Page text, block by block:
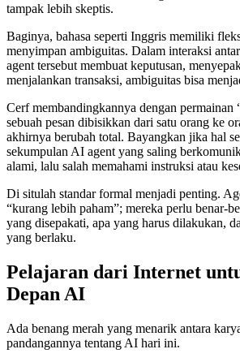
tampak lebih skeptis.
Baginya, bahasa seperti Inggris memiliki
menyimpan ambiguitas. Dalam interaksi
agent tersebut membuat keputusan,
menjalankan transaksi, ambiguitas bisa
Cerf membandingkannya dengan permainan
sebuah pesan dibisikkan dari satu orang ke
akhirnya berubah total. Bayangkan jika hal
sekumpulan AI agent yang saling
alami, lalu salah memahami instruksi atau
Di situlah standar formal menjadi penting.
“kurang lebih paham”; mereka perlu benar-
yang disepakati, apa yang harus dilakukan,
yang berlaku.
Pelajaran dari Internet
Depan AI
Ada benang merah yang menarik antara
pandangannya tentang AI hari ini.